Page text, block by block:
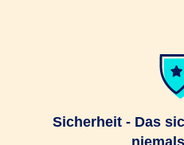
Sicherheit - Das